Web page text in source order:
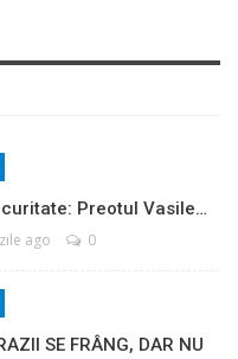
Preotul Vasile…
ago 0
SE FRÂNG, DAR NU